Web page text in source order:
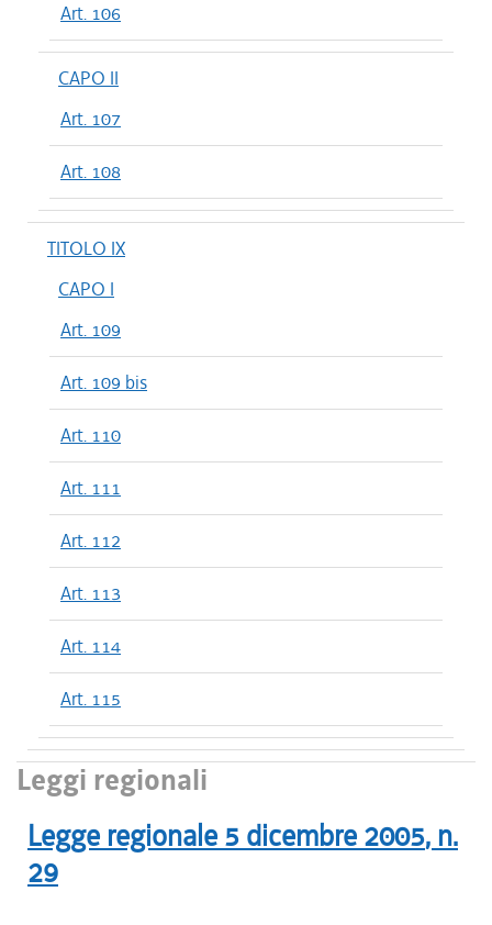
Art. 106
CAPO II
Art. 107
Art. 108
TITOLO IX
CAPO I
Art. 109
Art. 109 bis
Art. 110
Art. 111
Art. 112
Art. 113
Art. 114
Art. 115
Leggi regionali
Legge regionale 5 dicembre 2005, n.
29